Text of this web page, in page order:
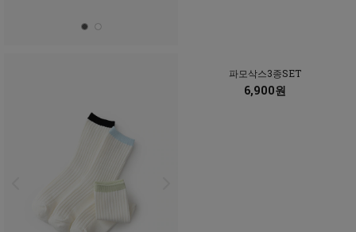
파모삭스3종SET
6,900원